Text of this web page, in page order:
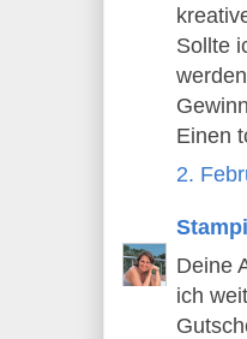
Sollte
Einen
2.
Deine
ich